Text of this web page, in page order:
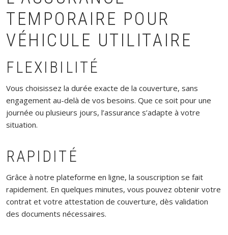
TEMPORAIRE POUR
VÉHICULE UTILITAIRE
FLEXIBILITÉ
Vous choisissez la durée exacte de la couverture, sans
engagement au-delà de vos besoins. Que ce soit pour une
journée ou plusieurs jours, l’assurance s’adapte à votre
situation.
RAPIDITÉ
Grâce à notre plateforme en ligne, la souscription se fait
rapidement. En quelques minutes, vous pouvez obtenir votre
contrat et votre attestation de couverture, dès validation
des documents nécessaires.